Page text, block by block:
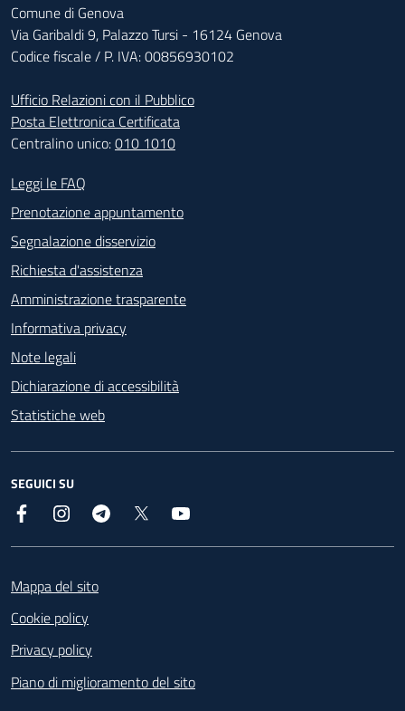
Comune di Genova
Via Garibaldi 9, Palazzo Tursi - 16124 Genova
Codice fiscale / P. IVA: 00856930102
Ufficio Relazioni con il Pubblico
Posta Elettronica Certificata
Centralino unico:010 1010
Footer - Contatti
Leggi le FAQ
Prenotazione appuntamento
Segnalazione disservizio
Richiesta d'assistenza
Amministrazione trasparente
Informativa privacy
Note legali
Dichiarazione di accessibilità
Statistiche web
SEGUICI SU
Facebook InstagramTelegram
Mappa del sito
Cookie policy
Privacy policy
Piano di miglioramento del sito